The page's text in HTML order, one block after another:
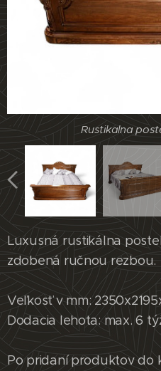
Rustikalna
Rustikalna
Rustikalna
Luxusná rustikálna
zdobená ručnou rezbou.
Veľkosť v mm:
Dodacia lehota: max. 6
Po pridaní produktov do